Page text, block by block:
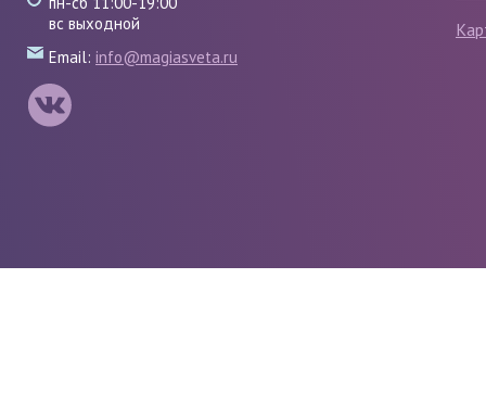
вс выходной
Email: info@magiasveta.ru